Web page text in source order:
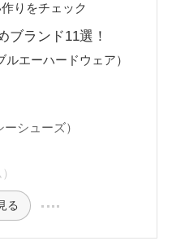
りをチェック
ブランド11選！
エーハードウェア）
シューズ）
る